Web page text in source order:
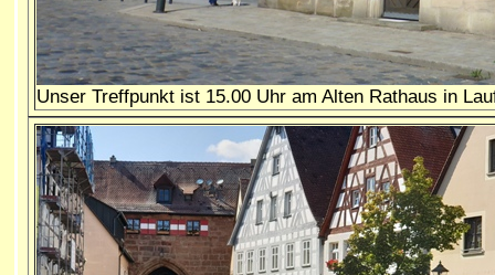
Unser Treffpunkt ist 15.00 Uhr am Alten Rathaus in